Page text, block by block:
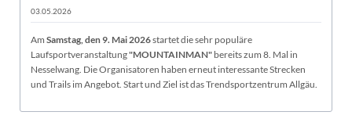
03.05.2026
Am Samstag, den 9. Mai 2026startet die sehr populäre
Laufsportveranstaltung"MOUNTAINMAN" bereits zum 8. Mal in
Nesselwang. Die Organisatoren haben erneut interessante Strecken
und Trails im Angebot. Start und Ziel ist das Trendsportzentrum Allgäu.